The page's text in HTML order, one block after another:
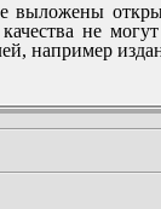
не
например